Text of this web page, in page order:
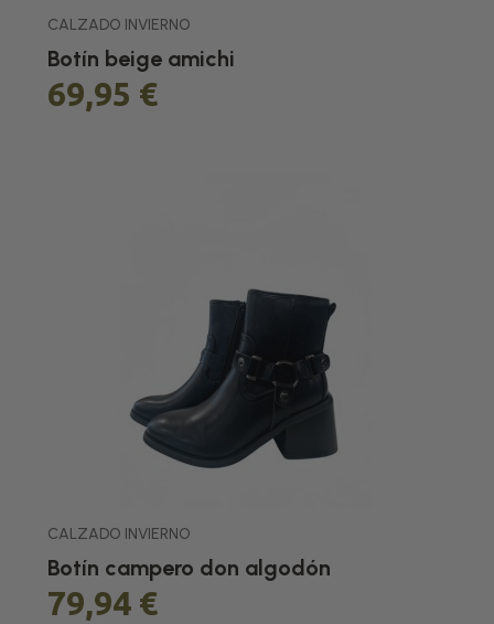
CALZADO INVIERNO
Botín beige amichi
69,95 €
CALZADO INVIERNO
Botín campero don algodón
79,94 €